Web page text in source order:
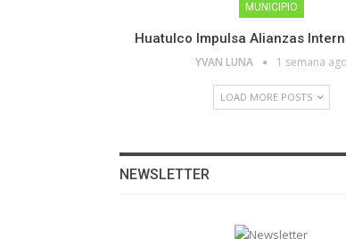
MUNICIPIO
Huatulco Impulsa Alianzas
YVAN LUNA 1 semana ago
LOAD MORE POSTS
NEWSLETTER